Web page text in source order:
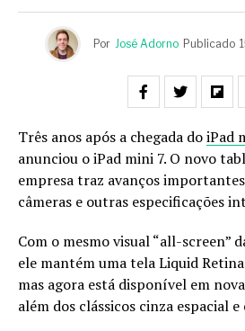
Por José Adorno Publicado
Três anos após a chegada doiPad
anunciou o iPad mini 7. O novo
empresa traz avanços
câmeras e outras especificações
Com o mesmo visual “all-screen”
ele mantém uma tela Liquid
mas agora está disponível em
além dos clássicos cinza espacial